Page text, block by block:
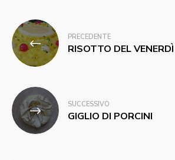
Navigazione
articoli
PRECEDENTE
RISOTTO DEL VENERDÌ
SUCCESSIVO
GIGLIO DI PORCINI